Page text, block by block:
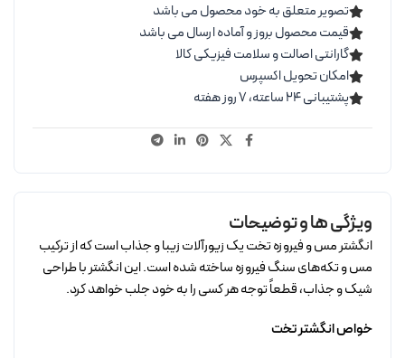
تصویر متعلق به خود محصول می باشد
قیمت محصول بروز و آماده ارسال می باشد
گارانتی اصالت و سلامت فیزیکی کالا
امکان تحویل اکسپرس
پشتیبانی ۲۴ ساعته، ۷ روز هفته
ویژگی ها و توضیحات
انگشتر مس و فیروزه تخت یک زیورآلات زیبا و جذاب است که از ترکیب
مس و تکه‌های سنگ فیروزه ساخته شده است. این انگشتر با طراحی
شیک و جذاب، قطعاً توجه هر کسی را به خود جلب خواهد کرد.
خواص انگشتر تخت